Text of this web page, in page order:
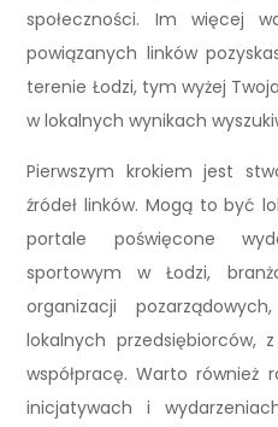
społeczności. Im więcej
powiązanych linków
terenie Łodzi, tym wyżej
w lokalnych wynikach
Pierwszym krokiem jest
źródeł linków. Mogą to być
portale poświęcone
sportowym w Łodzi,
organizacji
lokalnych przedsiębiorców,
współpracę. Warto również
inicjatywach i